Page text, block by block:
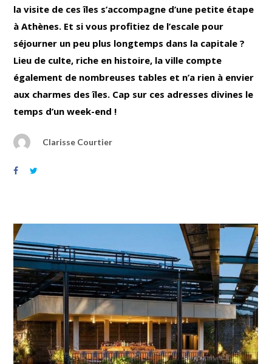
la visite de ces îles s’accompagne d’une petite étape
à Athènes. Et si vous profitiez de l’escale pour
séjourner un peu plus longtemps dans la capitale ?
Lieu de culte, riche en histoire, la ville compte
également de nombreuses tables et n’a rien à envier
aux charmes des îles. Cap sur ces adresses divines le
temps d’un week-end !
Clarisse Courtier